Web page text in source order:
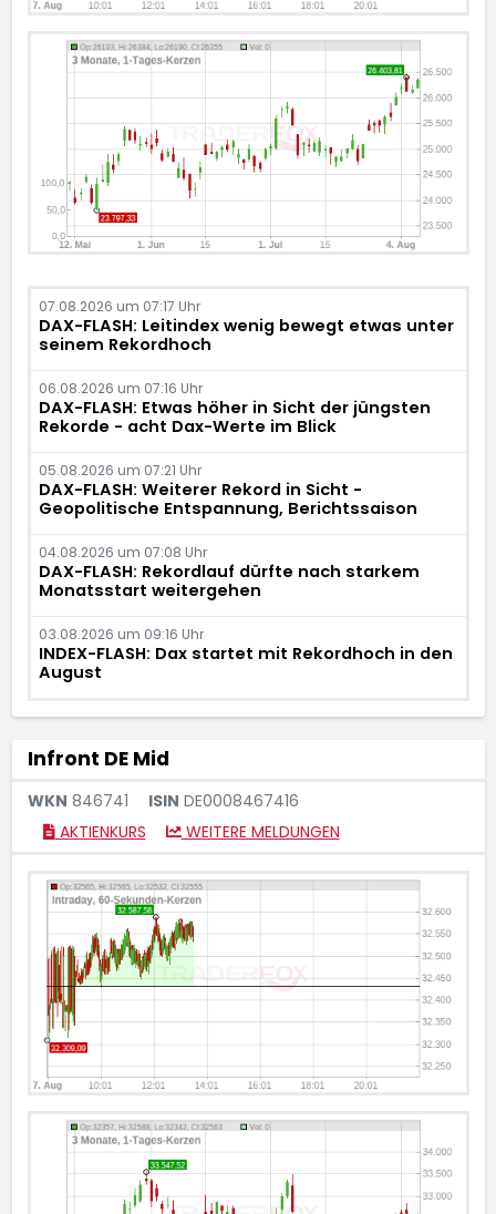
07.08.2026 um 07:17 Uhr
DAX-FLASH: Leitindex wenig bewegt etwas unter
seinem Rekordhoch
06.08.2026 um 07:16 Uhr
DAX-FLASH: Etwas höher in Sicht der jüngsten
Rekorde - acht Dax-Werte im Blick
05.08.2026 um 07:21 Uhr
DAX-FLASH: Weiterer Rekord in Sicht -
Geopolitische Entspannung, Berichtssaison
04.08.2026 um 07:08 Uhr
DAX-FLASH: Rekordlauf dürfte nach starkem
Monatsstart weitergehen
03.08.2026 um 09:16 Uhr
INDEX-FLASH: Dax startet mit Rekordhoch in den
August
Infront DE Mid
WKN 846741 ISIN DE0008467416
AKTIENKURS
WEITERE MELDUNGEN